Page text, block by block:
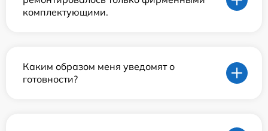
комплектующими.
Каким образом меня уведомят о
готовности?